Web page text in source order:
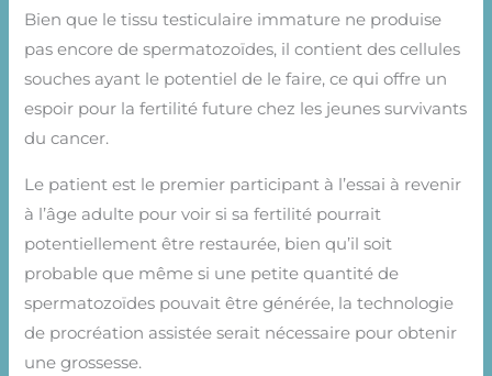
Bien que le tissu testiculaire immature ne produise
pas encore de spermatozoïdes, il contient des cellules
souches ayant le potentiel de le faire, ce qui offre un
espoir pour la fertilité future chez les jeunes survivants
du cancer.
Le patient est le premier participant à l’essai à revenir
à l’âge adulte pour voir si sa fertilité pourrait
potentiellement être restaurée, bien qu’il soit
probable que même si une petite quantité de
spermatozoïdes pouvait être générée, la technologie
de procréation assistée serait nécessaire pour obtenir
une grossesse.